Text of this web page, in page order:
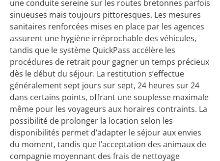
une conduite sereine sur les routes bretonnes parfois
sinueuses mais toujours pittoresques. Les mesures
sanitaires renforcées mises en place par les agences
assurent une hygiène irréprochable des véhicules,
tandis que le système QuickPass accélère les
procédures de retrait pour gagner un temps précieux
dès le début du séjour. La restitution s’effectue
généralement sept jours sur sept, 24 heures sur 24
dans certains points, offrant une souplesse maximale
même pour les voyageurs aux horaires contraints. La
possibilité de prolonger la location selon les
disponibilités permet d’adapter le séjour aux envies
du moment, tandis que l’acceptation des animaux de
compagnie moyennant des frais de nettoyage